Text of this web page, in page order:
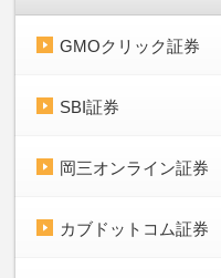
GMOクリック証券
SBI証券
岡三オンライン証券
カブドットコム証券